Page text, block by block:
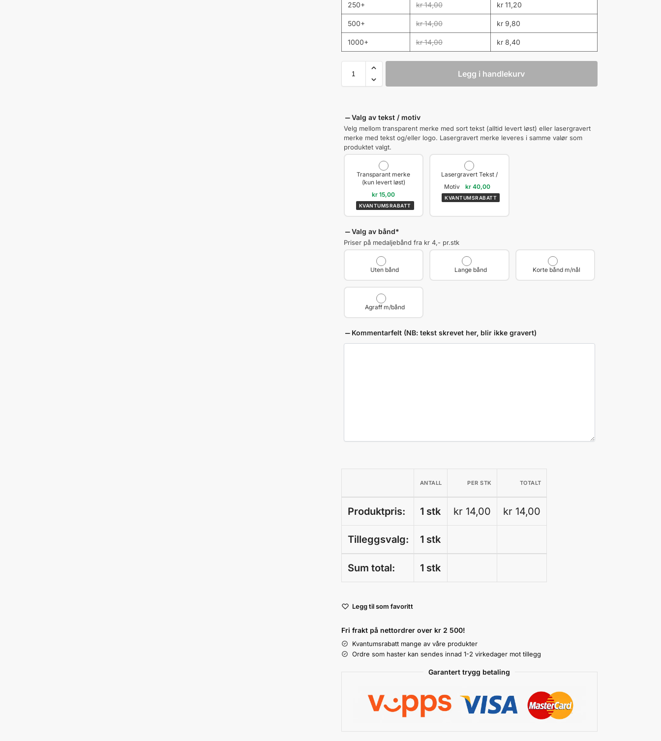
250+ kr14,00 kr11,20
500+ kr14,00 kr9,80
1000+ kr14,00 kr8,40
Legg i handlekurv
Valg av tekst / motiv
Velg mellom transparent merke med sort tekst (alltid levert løst) eller lasergravert
merke med tekst og/eller logo. Lasergravert merke leveres i samme valør som
produktet valgt.
Transparant merke
(kun levert løst)
kr 15,00
KVANTUMSRABATT
Lasergravert Tekst /
Motiv
kr 40,00
KVANTUMSRABATT
Valg av bånd*
Priser på medaljebånd fra kr 4,- pr.stk
Uten bånd Lange bånd Korte bånd m/nål
Agraff m/bånd
Kommentarfelt (NB: tekst skrevet her, blir ikke gravert)
ANTALL PER STK TOTALT
Produktpris: 1 stk kr 14,00 kr 14,00
Tilleggsvalg: 1 stk
Sum total: 1 stk
l
e
r
n
Legg til som favoritt
Fri frakt på nettordrer over kr 2 500!
Kvantumsrabatt mange av våre produkter
Ordre som haster kan sendes innad 1-2 virkedager mot tillegg
Garantert trygg betaling